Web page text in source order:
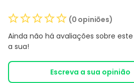
(0 opiniões)
Ainda não há avaliações sobre
a sua!
Escreva a sua opinião